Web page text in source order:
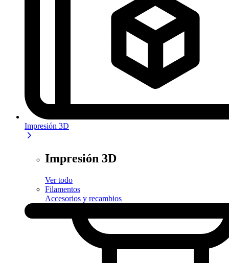
Impresión 3D
Impresión 3D
Ver todo
Filamentos
Accesorios y recambios